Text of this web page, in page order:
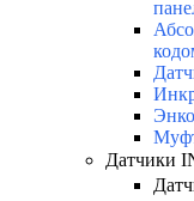
Датчики